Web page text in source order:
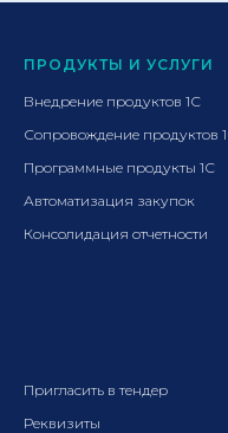
ПРОДУКТЫ И УСЛУГИ
Внедрение продуктов 1С
Сопровождение продуктов
Программные продукты 1С
Автоматизация закупок
Консолидация отчетности
Пригласить в тендер
Реквизиты